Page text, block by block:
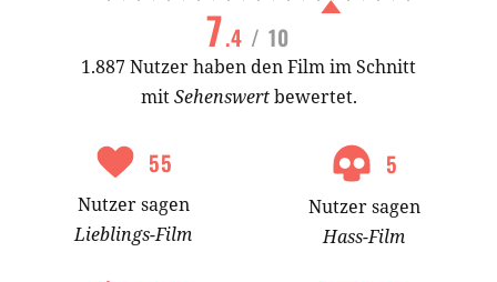
7.4 / 10
1.887 Nutzer haben den Film im Schnitt
mitSehenswertbewertet.
55
Nutzersagen
Lieblings-Film
5
Nutzersagen
Hass-Film